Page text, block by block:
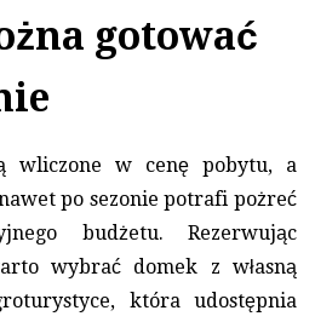
gotować
wliczone w cenę pobytu, a
po sezonie potrafi pożreć
budżetu. Rezerwując
wybrać domek z własną
która udostępnia